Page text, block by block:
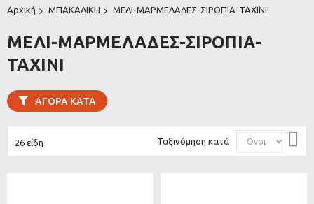
Αρχική ΜΠΑΚΑΛΙΚΗ ΜΕΛΙ-ΜΑΡΜΕΛΑΔΕΣ-ΣΙΡΟΠΙΑ-ΤΑΧΙΝΙ
ΜΕΛΙ-ΜΑΡΜΕΛΑΔΕΣ-ΣΙΡΟΠΙΑ-
ΤΑΧΙΝΙ
ΑΓΟΡΆ ΚΑΤΆ
26 είδη Ταξινόμηση κατά